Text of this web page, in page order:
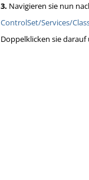
3. Navigieren sie nun
ControlSet/Services/
Doppelklicken sie